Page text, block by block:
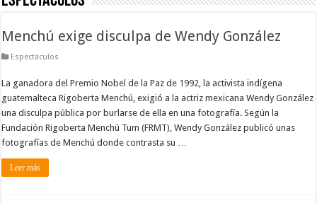
Menchú exige disculpa de Wendy González
Espectáculos
La ganadora del Premio Nobel de la Paz de 1992, la activista indígena
guatemalteca Rigoberta Menchú, exigió a la actriz mexicana Wendy González
una disculpa pública por burlarse de ella en una fotografía. Según la
Fundación Rigoberta Menchú Tum (FRMT), Wendy González publicó unas
fotografías de Menchú donde contrasta su …
Leer más